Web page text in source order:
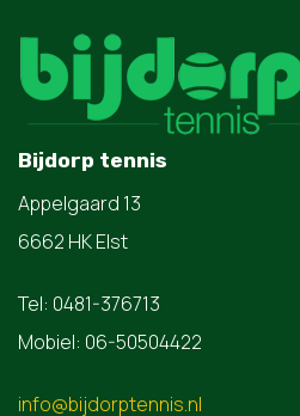
Bijdorp tennis
Appelgaard 13
6662 HK Elst
Tel: 0481-376713
Mobiel: 06-50504422
info@bijdorptennis.nl